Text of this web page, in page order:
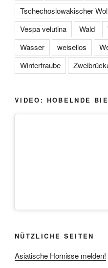
Tschechoslowakischer
Vespa velutina
Wald
Wasser
weisellos
Wintertraube
VIDEO: HOBELNDE
NÜTZLICHE SEITEN
Asiatische Hornisse melden!